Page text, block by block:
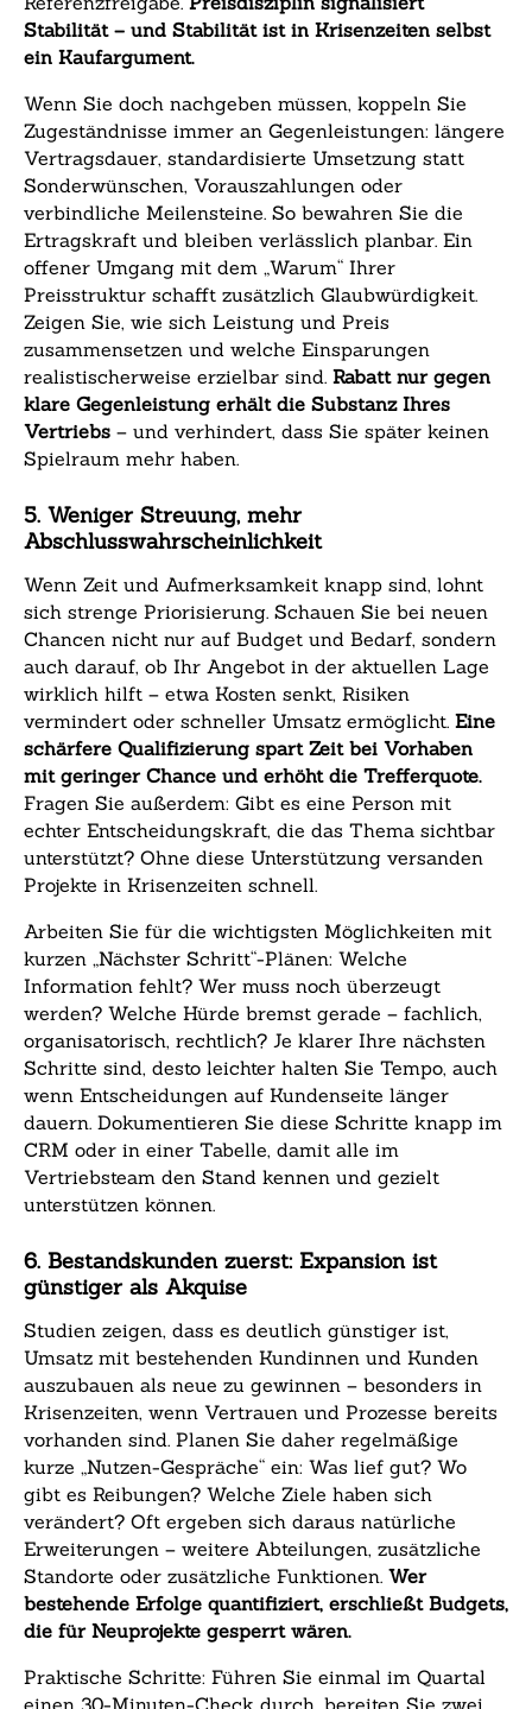
Stabilität – und Stabilität ist in Krisenzeiten selbst
ein Kaufargument.
Wenn Sie doch nachgeben müssen, koppeln Sie
Zugeständnisse immer an Gegenleistungen: längere
Vertragsdauer, standardisierte Umsetzung statt
Sonderwünschen, Vorauszahlungen oder
verbindliche Meilensteine. So bewahren Sie die
Ertragskraft und bleiben verlässlich planbar. Ein
offener Umgang mit dem „Warum“ Ihrer
Preisstruktur schafft zusätzlich Glaubwürdigkeit.
Zeigen Sie, wie sich Leistung und Preis
zusammensetzen und welche Einsparungen
realistischerweise erzielbar sind. Rabatt nur gegen
klare Gegenleistung erhält die Substanz Ihres
Vertriebs– und verhindert, dass Sie später keinen
Spielraum mehr haben.
5. Weniger Streuung, mehr
Abschlusswahrscheinlichkeit
Wenn Zeit und Aufmerksamkeit knapp sind, lohnt
sich strenge Priorisierung. Schauen Sie bei neuen
Chancen nicht nur auf Budget und Bedarf, sondern
auch darauf, ob Ihr Angebot in der aktuellen Lage
wirklich hilft – etwa Kosten senkt, Risiken
vermindert oder schneller Umsatz ermöglicht. Eine
schärfere Qualifizierung spart Zeit bei Vorhaben
mit geringer Chance und erhöht die Trefferquote.
Fragen Sie außerdem: Gibt es eine Person mit
echter Entscheidungskraft, die das Thema sichtbar
unterstützt? Ohne diese Unterstützung versanden
Projekte in Krisenzeiten schnell.
Arbeiten Sie für die wichtigsten Möglichkeiten mit
kurzen „Nächster Schritt“-Plänen: Welche
Information fehlt? Wer muss noch überzeugt
werden? Welche Hürde bremst gerade – fachlich,
organisatorisch, rechtlich? Je klarer Ihre nächsten
Schritte sind, desto leichter halten Sie Tempo, auch
wenn Entscheidungen auf Kundenseite länger
dauern. Dokumentieren Sie diese Schritte knapp im
CRM oder in einer Tabelle, damit alle im
Vertriebsteam den Stand kennen und gezielt
unterstützen können.
6. Bestandskunden zuerst: Expansion ist
günstiger als Akquise
Studien zeigen, dass es deutlich günstiger ist,
Umsatz mit bestehenden Kundinnen und Kunden
auszubauen als neue zu gewinnen – besonders in
Krisenzeiten, wenn Vertrauen und Prozesse bereits
vorhanden sind. Planen Sie daher regelmäßige
kurze „Nutzen-Gespräche“ ein: Was lief gut? Wo
gibt es Reibungen? Welche Ziele haben sich
verändert? Oft ergeben sich daraus natürliche
Erweiterungen – weitere Abteilungen, zusätzliche
Standorte oder zusätzliche Funktionen. Wer
bestehende Erfolge quantifiziert, erschließt Budgets,
die für Neuprojekte gesperrt wären.
Praktische Schritte: Führen Sie einmal im Quartal